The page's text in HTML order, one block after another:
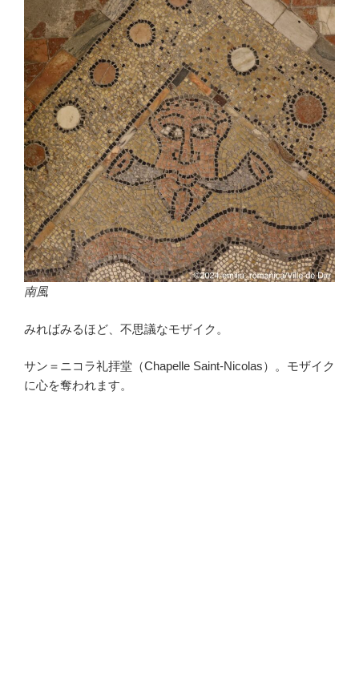
南風
みればみるほど、不思議なモザイク。
サン＝ニコラ礼拝堂（Chapelle Saint-Nicolas）。モザイク
に心を奪われます。